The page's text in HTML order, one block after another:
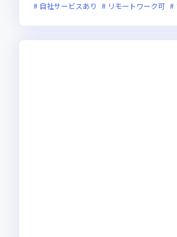
自社サービスあり
リモートワーク可